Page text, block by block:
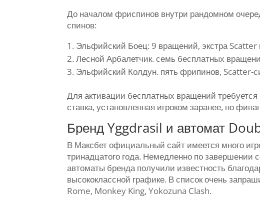
До началом фриспинов внутри рандомном
спинов:
Эльфийский Боец: 9 вращений, экстра Scatter
Лесной Арбалетчик. семь бесплатных
Эльфийский Колдун. пять фрипинов,
Для активации бесплатных вращений
ставка, установленная игроком заранее, но
Бренд Yggdrasil и автомат
В Максбет официальный сайт имеется много
тринадцатого года. Немедленно по завершении
автоматы бренда получили известность
высококлассной графике. В список очень
Rome, Monkey King, Yokozuna Clash.